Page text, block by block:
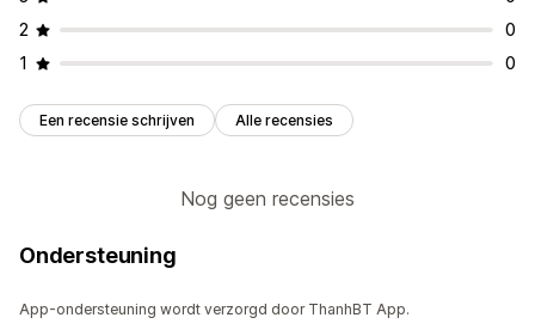
2
0
1
0
Een recensie schrijven Alle recensies
Nog geen recensies
Ondersteuning
App-ondersteuning wordt verzorgd door ThanhBT App.